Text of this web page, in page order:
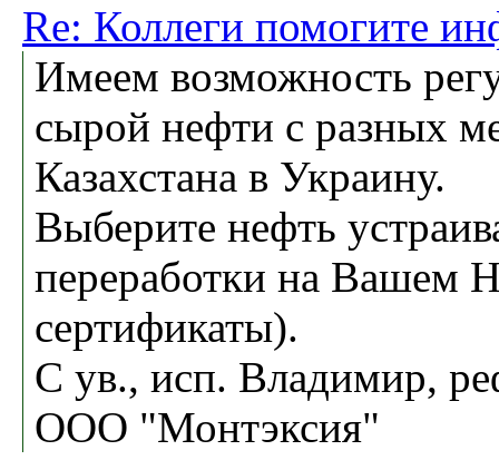
Re: Коллеги помогите
Имеем возможность
сырой нефти с разных
Казахстана в Украину.
Выберите нефть
переработки на Вашем
сертификаты).
С ув., исп. Владимир,
ООО "Монтэксия"